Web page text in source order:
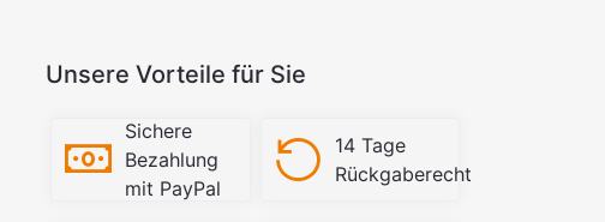
Unsere Vorteile für Sie
Sichere
Bezahlung
mit PayPal
14 Tage
Rückgaberecht